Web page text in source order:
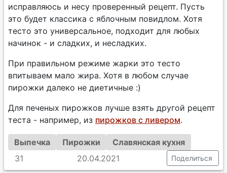
исправляюсь и несу проверенный рецепт. Пусть
это будет классика с яблочным повидлом. Хотя
тесто это универсальное, подходит для любых
начинок - и сладких, и несладких.
При правильном режиме жарки это тесто
впитываем мало жира. Хотя в любом случае
пирожки далеко не диетичные :)
Для печеных пирожков лучше взять другой рецепт
теста - например, из пирожков с ливером.
Выпечка Пирожки
Славянская кухня
31
20.04.2021 Поделиться